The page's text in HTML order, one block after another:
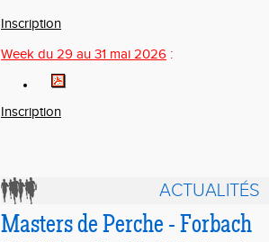
Inscription
Week du 29 au 31 mai 2026 :
Inscription
ACTUALITÉS
Masters de Perche - Forbach